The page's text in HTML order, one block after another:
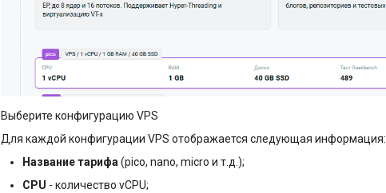
Выберите конфигурацию VPS
Для каждой конфигурации VPS отображается следующая информация:
Название тарифа (pico, nano, micro и т.д.);
CPU - количество vCPU;